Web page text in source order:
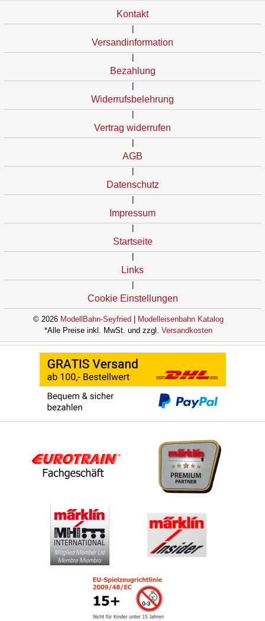
Kontakt
Versandinformation
Bezahlung
Widerrufsbelehrung
Vertrag widerrufen
AGB
Datenschutz
Impressum
Startseite
Links
Cookie Einstellungen
© 2026 ModellBahn-Seyfried
Modelleisenbahn Katalog
*Alle Preise inkl. MwSt. und zzgl. Versandkosten